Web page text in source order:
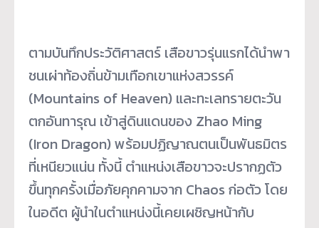
ตามบันทึกประวัติศาสตร์ เสือขาวรุ่นแรกได้นำพา
ชนเผ่าท้องถิ่นข้ามเทือกเขาแห่งสวรรค์
(Mountains of Heaven) และทะเลทรายตะวัน
ตกอันทารุณ เข้าสู่ดินแดนของ Zhao Ming
(Iron Dragon) พร้อมปฏิญาณตนเป็นพันธมิตร
ที่เหนียวแน่น ทั้งนี้ ตำแหน่งเสือขาวจะปรากฏตัว
ขึ้นทุกครั้งเมื่อภัยคุกคามจาก Chaos ก่อตัว โดย
ในอดีต ผู้นำในตำแหน่งนี้เคยเผชิญหน้ากับ